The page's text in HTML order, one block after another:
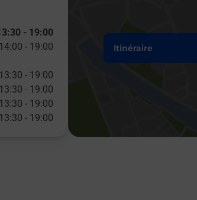
- 19:00
14:00 - 19:00
13:30 - 19:00
13:30 - 19:00
13:30 - 19:00
13:30 - 19:00
Itinéraire